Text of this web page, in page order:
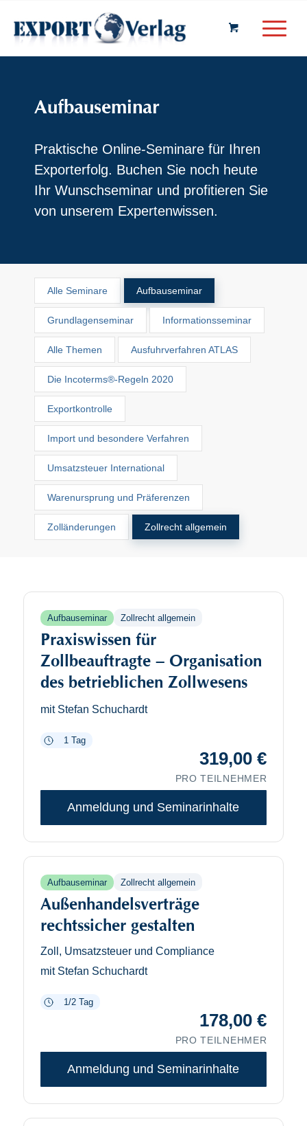
Aufbauseminar
Praktische Online-Seminare für Ihren
Exporterfolg. Buchen Sie noch heute
Ihr Wunschseminar und profitieren Sie
von unserem Expertenwissen.
Alle Seminare Aufbauseminar
Grundlagenseminar Informationsseminar
Alle Themen Ausfuhrverfahren ATLAS
Die Incoterms®-Regeln 2020
Exportkontrolle
Import und besondere Verfahren
Umsatzsteuer International
Warenursprung und Präferenzen
Zolländerungen Zollrecht allgemein
Aufbauseminar Zollrecht allgemein
Praxiswissen für
Zollbeauftragte – Organisation
des betrieblichen Zollwesens
mit Stefan Schuchardt
1 Tag
319,00€
PRO TEILNEHMER
Anmeldung und Seminarinhalte
Aufbauseminar Zollrecht allgemein
Außenhandelsverträge
rechtssicher gestalten
Zoll, Umsatzsteuer und Compliance
mit Stefan Schuchardt
1/2 Tag
178,00€
PRO TEILNEHMER
Anmeldung und Seminarinhalte